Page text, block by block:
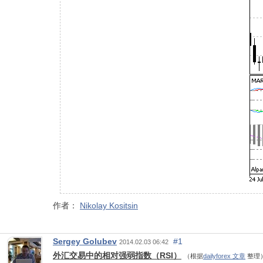
作者： Nikolay Kositsin
Sergey Golubev 2014.02.03 06:42
#1
外汇交易中的相对强弱指数（RSI）
（根据dailyforex 文章 整理